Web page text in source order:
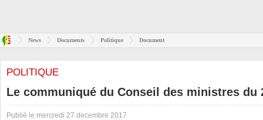
News Documents Politique Document
POLITIQUE
Le communiqué du Conseil des ministres du
Publié le mercredi 27 decembre 2017